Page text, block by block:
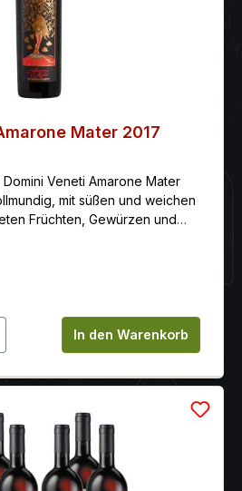
Mater 2017
Veneti Amarone Mater
mit süßen und weichen
Früchten, Gewürzen und
Gib den
In den Warenkorb